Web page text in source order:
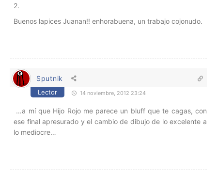
2.
Buenos lapices Juanan!! enhorabuena, un trabajo cojonudo.
Sputnik
Lector 14 noviembre, 2012 23:24
…a mí que Hijo Rojo me parece un bluff que te cagas, con
ese final apresurado y el cambio de dibujo de lo excelente a
lo mediocre…